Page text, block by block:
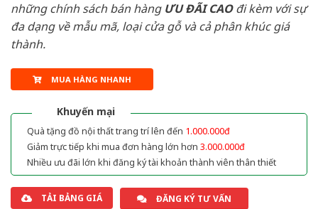
những chính sách bán hàng ƯU ĐÃI CAOđi kèm với sự
đa dạng về mẫu mã, loại cửa gỗ và cả phân khúc giá
thành.
MUA HÀNG NHANH
Khuyến mại
Quà tặng đồ nội thất trang trí lên đến 1.000.000đ
Giảm trực tiếp khi mua đơn hàng lớn hơn 3.000.000đ
Nhiều ưu đãi lớn khi đăng ký tài khoản thành viên thân thiết
TẢI BẢNG GIÁ ĐĂNG KÝ TƯ VẤN